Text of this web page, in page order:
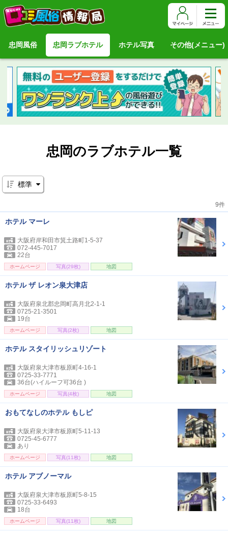
忠岡風俗 忠岡ラブホテル ホテル写真 その他(メニュー)
忠岡のラブホテル一覧
標準
9件
ホテル マーレ
大阪府岸和田市箕土路町1-5-37
072-445-7017
22台
ホームページ 写真(29枚) 地図
ホテル ザ レオン泉大津店
大阪府泉北郡忠岡町高月北2-1-1
0725-21-3501
19台
ホームページ 写真(2枚) 地図
ホテル スタイリッシュリゾート
大阪府泉大津市板原町4-16-1
0725-33-7771
36台(ハイルーフ可36台 )
ホームページ 写真(4枚) 地図
おもてなしのホテル もしピ
大阪府泉大津市板原町5-11-13
0725-45-6777
あり
ホームページ 写真(11枚) 地図
ホテル アブノーマル
大阪府泉大津市板原町5-8-15
0725-33-6493
18台
ホームページ 写真(11枚) 地図